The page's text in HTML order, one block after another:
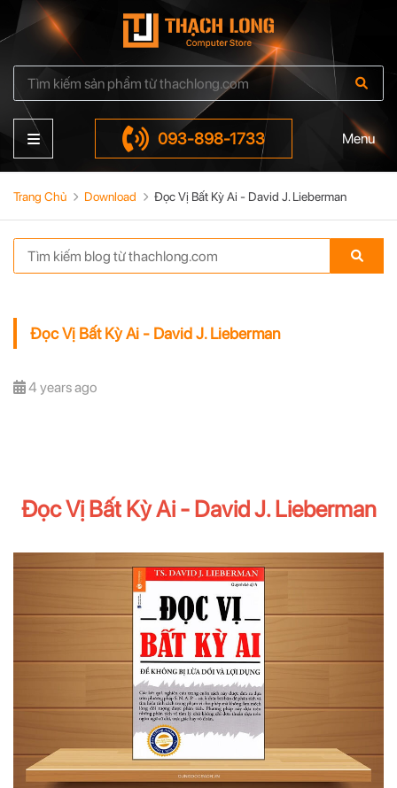
093-898-1733 Menu
Trang Chủ Download Đọc Vị Bất Kỳ Ai - David J. Lieberman
Đọc Vị Bất Kỳ Ai - David J. Lieberman
4 years ago
Đọc Vị Bất Kỳ Ai - David J. Lieberman